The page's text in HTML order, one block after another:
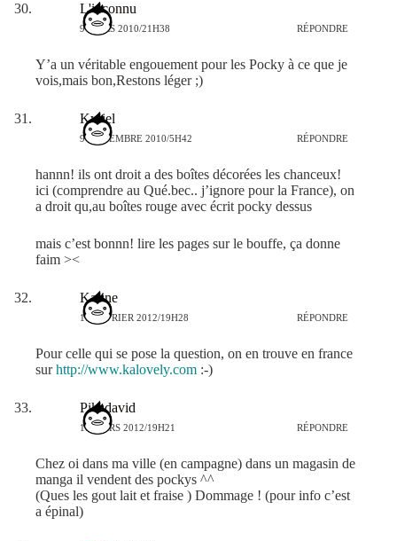
L'inconnu
9 MARS 2010/21H38 RÉPONDRE
Y’a un véritable engouement pour les Pocky à ce que je
vois,mais bon,Restons léger ;)
Kyriel
9 NOVEMBRE 2010/5H42 RÉPONDRE
hannn! ils ont droit a des boîtes décorées les chanceux!
ici (comprendre au Qué.bec.. j’ignore pour la France), on
a droit qu,au boîtes rouge avec écrit pocky dessus
mais c’est bonnn! lire les pages sur le bouffe, ça donne
faim ><
Karine
17 FÉVRIER 2012/19H28 RÉPONDRE
Pour celle qui se pose la question, on en trouve en france
surhttp://www.kalovely.com :-)
Pikadavid
10 MARS 2012/19H21 RÉPONDRE
Chez oi dans ma ville (en campagne) dans un magasin de
manga il vendent des pockys ^^
(Ques les gout lait et fraise ) Dommage ! (pour info c’est
a épinal)